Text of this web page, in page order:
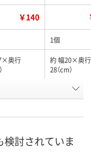
￥140
1個
奥行
約 幅20×奥行
28（cm）
HN76866
検討されていま